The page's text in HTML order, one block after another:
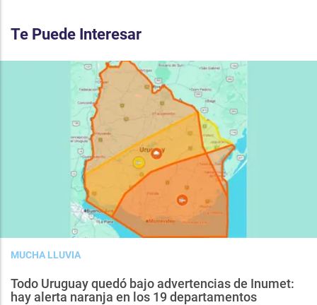
Te Puede Interesar
MUCHA LLUVIA
Todo Uruguay quedó bajo advertencias de Inumet:
hay alerta naranja en los 19 departamentos